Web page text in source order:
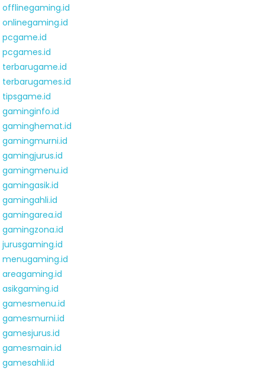
offlinegaming.id
onlinegaming.id
pcgame.id
pcgames.id
terbarugame.id
terbarugames.id
tipsgame.id
gaminginfo.id
gaminghemat.id
gamingmurni.id
gamingjurus.id
gamingmenu.id
gamingasik.id
gamingahli.id
gamingarea.id
gamingzona.id
jurusgaming.id
menugaming.id
areagaming.id
asikgaming.id
gamesmenu.id
gamesmurni.id
gamesjurus.id
gamesmain.id
gamesahli.id